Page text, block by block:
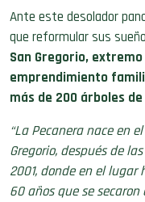
Ante este desolador
que reformular sus
San Gregorio,
emprendimiento
más de 200 árboles
“La Pecanera nace en
Gregorio, después de
2001, donde en el
60 años que se